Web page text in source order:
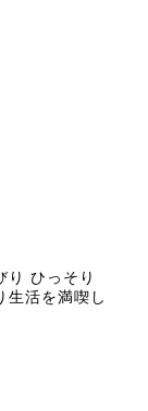
り ひっそり
生活を満喫し